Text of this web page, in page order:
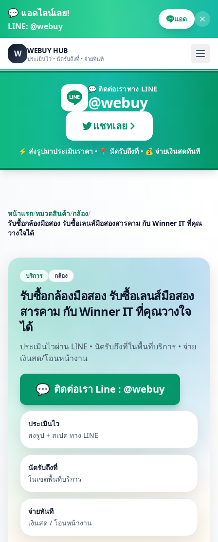
💬 แอดไลน์เลย!
LINE: @webuy
แอด
W WEBUY HUB
ประเมินไว • นัดรับถึงที่ • จ่ายทันที
💬 ติดต่อเราทาง LINE
@webuy
แชทเลย
⚡ ส่งรูปมาประเมินราคา • 📍 นัดรับถึงที่ • 💰 จ่ายเงินสดทันที
หน้าแรก/หมวดสินค้า/กล้อง/
รับซื้อกล้องมือสอง รับซื้อเลนส์มือสองสารคาม กับ Winner IT ที่คุณ
วางใจได้
บริการ กล้อง
รับซื้อกล้องมือสอง รับซื้อเลนส์มือสอง
สารคาม กับ Winner IT ที่คุณวางใจ
ได้
ประเมินไวผ่าน LINE • นัดรับถึงที่ในพื้นที่บริการ • จ่าย
เงินสด/โอนหน้างาน
💬 ติดต่อเรา Line : @webuy
ประเมินไว
ส่งรูป + สเปค ทาง LINE
นัดรับถึงที่
ในเขตพื้นที่บริการ
จ่ายทันที
เงินสด / โอนหน้างาน